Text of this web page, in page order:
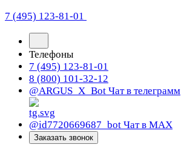
7 (495) 123-81-01
Телефоны
7 (495) 123-81-01
8 (800) 101-32-12
@ARGUS_X_Bot Чат в телеграмм
@id7720669687_bot Чат в МАХ
Заказать звонок